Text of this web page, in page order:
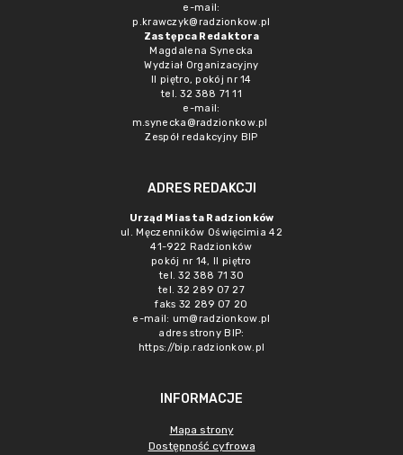
e-mail:
p.krawczyk@radzionkow.pl
Zastępca Redaktora
Magdalena Synecka
Wydział Organizacyjny
II piętro, pokój nr 14
tel. 32 388 71 11
e-mail:
m.synecka@radzionkow.pl
Zespół redakcyjny BIP
ADRES REDAKCJI
Urząd Miasta Radzionków
ul. Męczenników Oświęcimia 42
41-922 Radzionków
pokój nr 14, II piętro
tel. 32 388 71 30
tel. 32 289 07 27
faks 32 289 07 20
e-mail: um@radzionkow.pl
adres strony BIP:
https://bip.radzionkow.pl
INFORMACJE
Mapa strony
Dostępność cyfrowa